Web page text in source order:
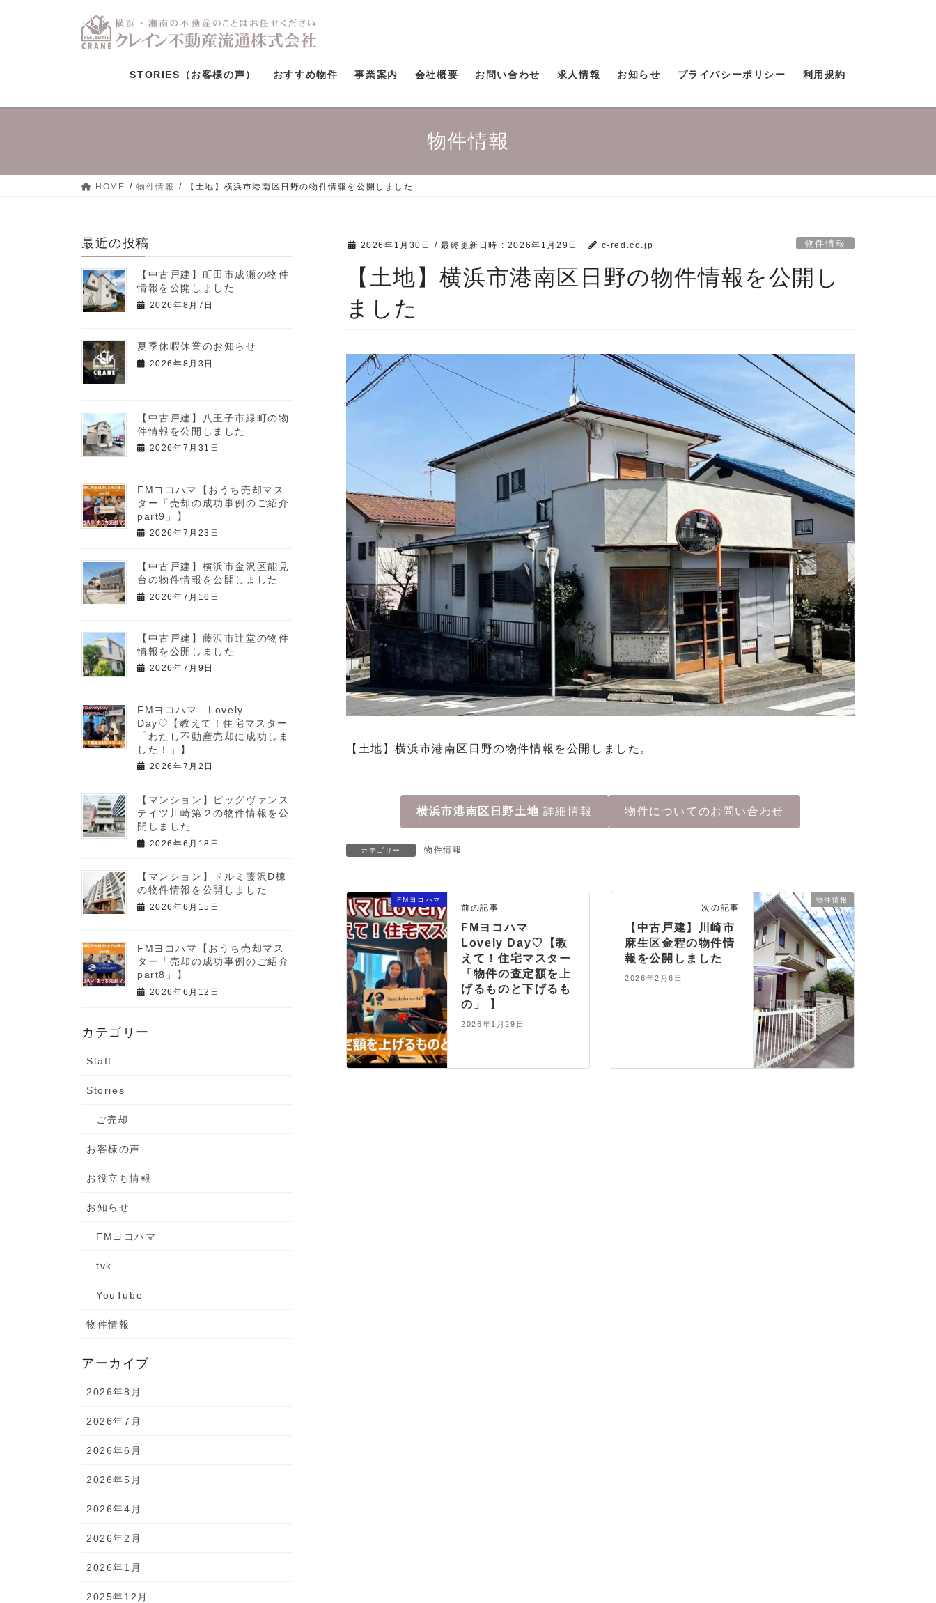
ス
ン
STORIES（お客様の声） おすすめ物件 事業案内 会社概要 お問い合わせ 求人情報 お知らせ プライバシーポリシー 利用規約
物件情報
HOME 物件情報 【土地】横浜市港南区日野の物件情報を公開しました
2026年1月30日 / 最終更新日時 : 2026年1月29日 c-red.co.jp 物件情報
【土地】横浜市港南区日野の物件情報を公開し
ました
【土地】横浜市港南区日野の物件情報を公開しました。
横浜市港南区日野土地 詳細情報 物件についてのお問い合わせ
カテゴリー 物件情報
FMヨコハマ
前の記事
FMヨコハマ
Lovely Day♡【教
えて！住宅マスター
「物件の査定額を上
げるものと下げるも
の」 】
2026年1月29日
物件情報
次の記事
【中古戸建】川崎市
麻生区金程の物件情
報を公開しました
2026年2月6日
最近の投稿
【中古戸建】町田市成瀬の物件
情報を公開しました
2026年8月7日
夏季休暇休業のお知らせ
2026年8月3日
【中古戸建】八王子市緑町の物
件情報を公開しました
2026年7月31日
FMヨコハマ【おうち売却マス
ター「売却の成功事例のご紹介
part9」】
2026年7月23日
【中古戸建】横浜市金沢区能見
台の物件情報を公開しました
2026年7月16日
【中古戸建】藤沢市辻堂の物件
情報を公開しました
2026年7月9日
FMヨコハマ Lovely
Day♡【教えて！住宅マスター
「わたし不動産売却に成功しま
した！」】
2026年7月2日
【マンション】ビッグヴァンス
テイツ川崎第２の物件情報を公
開しました
2026年6月18日
【マンション】ドルミ藤沢D棟
の物件情報を公開しました
2026年6月15日
FMヨコハマ【おうち売却マス
ター「売却の成功事例のご紹介
part8」】
2026年6月12日
カテゴリー
Staff
Stories
ご売却
お客様の声
お役立ち情報
お知らせ
FMヨコハマ
tvk
YouTube
物件情報
アーカイブ
2026年8月
2026年7月
2026年6月
2026年5月
2026年4月
2026年2月
2026年1月
2025年12月